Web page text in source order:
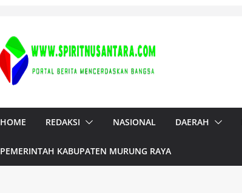
HOME REDAKSI NASIONAL DAERAH
PEMERINTAH KABUPATEN MURUNG RAYA